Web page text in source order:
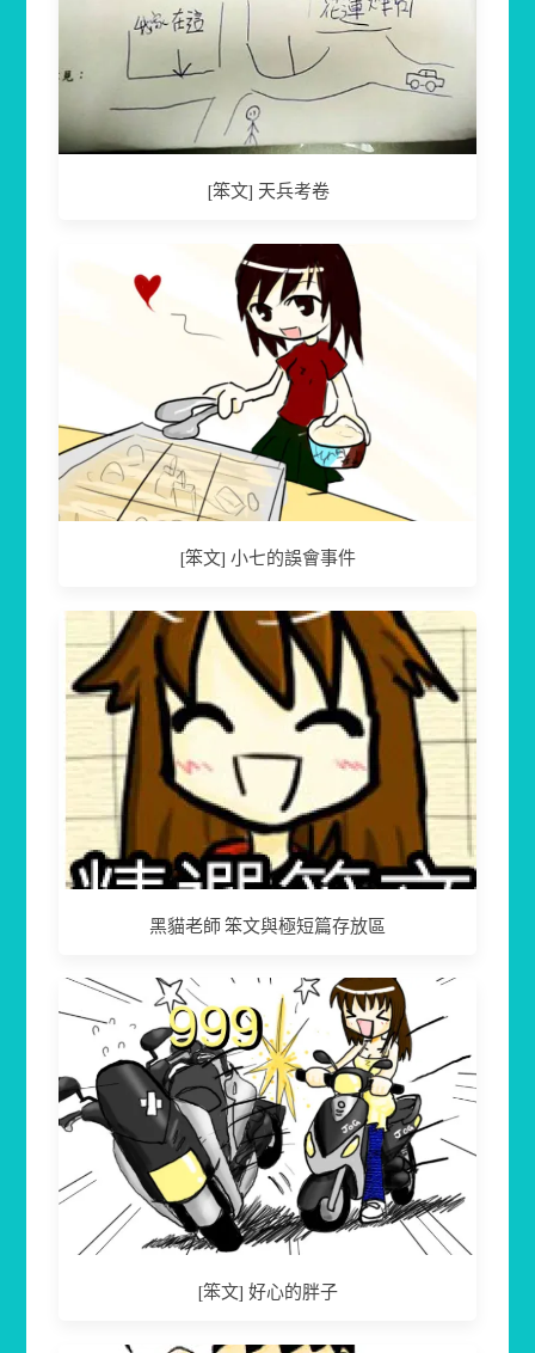
[笨文] 天兵考卷
[笨文] 小七的誤會事件
黑貓老師 笨文與極短篇存放區
[笨文] 好心的胖子